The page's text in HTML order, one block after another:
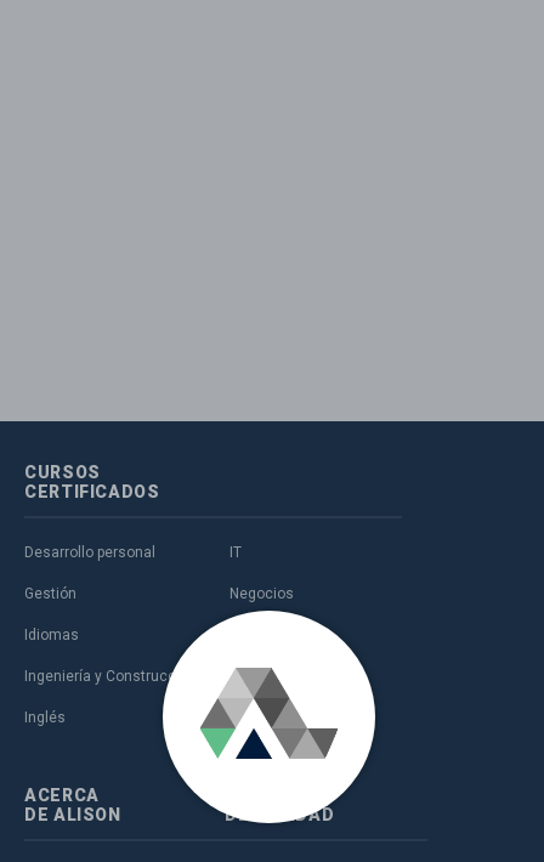
CURSOS
CERTIFICADOS
Desarrollo personal
Gestión
Idiomas
Ingeniería y Construcción
Inglés
IT
Negocios
Ventas y marketing
Ámbito educativo
ACERCA
DE ALISON
DE CALIDAD